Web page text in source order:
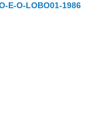
E-O-LOBO01-1986